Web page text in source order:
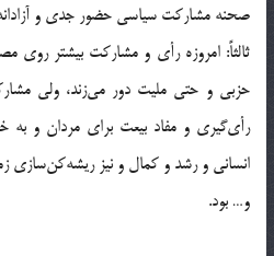
صحنه مشارکت سیاسی حضور جدی و
ثالثاً: امروزه رأی و مشارکت بیشتر
حزبی و حتی ملیت دور می‌زند، ولی
رأی‌گیری و مفاد بیعت برای مردان و
انسانی و رشد و کمال و نیز ریشه‌کن‌سازی
و… بود.